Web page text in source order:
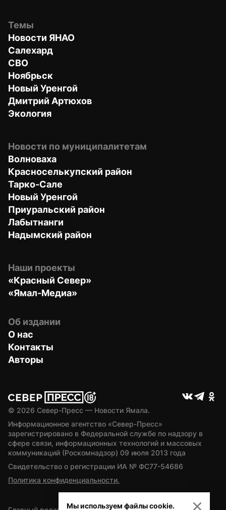
Темы
Новости ЯНАО
Салехард
СВО
Ноябрьск
Новый Уренгой
Дмитрий Артюхов
Экология
Новости по муниципалитетам
Волноваха
Красноселькупский район
Тарко-Сале
Новый Уренгой
Приуральский район
Лабытнанги
Надымский район
Наши проекты
«Красный Север»
«Ямал-Медиа»
Об издании
О нас
Контакты
Авторы
© 2026 Север-Пресс — Новости Ямала.
Информационное агентство «Север-Пресс»
зарегистрировано в Федеральной службе по надзору в
сфере связи, информационных технологий и массовых
коммуникаций (Роскомнадзор) 09 июля 2013 года
Свидетельство о регистрации ИА № ФС77-54686
Политика конфиденциальности.
Мы используем файлы cookie.